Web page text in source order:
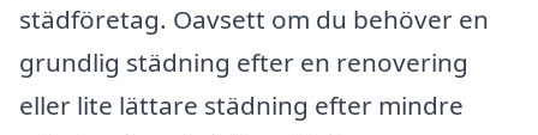
städföretag. Oavsett om du behöver en
grundlig städning efter en renovering
eller lite lättare städning efter mindre